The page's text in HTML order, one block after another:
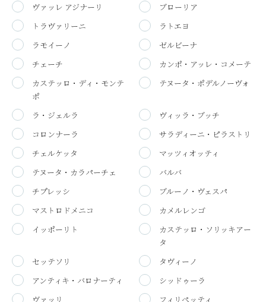
ヴァッレ アジナーリ
ブローリア
トラヴァリーニ
ラトエヨ
ラモイーノ
ゼルビーナ
チェーチ
カンポ・アッレ・コメーテ
カステッロ・ディ・モンテ
ポ
テヌータ・ポデルノーヴォ
ラ・ジェルラ
ヴィッラ・ブッチ
コロンナーラ
サラディーニ・ピラストリ
チェルケッタ
マッツィオッティ
テヌータ・カラパーチェ
バルバ
チプレッシ
ブルーノ・ヴェスパ
マストロドメニコ
カメルレンゴ
イッポーリト
カステッロ・ソリッキアー
タ
セッテソリ
タヴィーノ
アンティキ・バロナーティ
シッドゥーラ
ヴァッリ
フィリペッティ